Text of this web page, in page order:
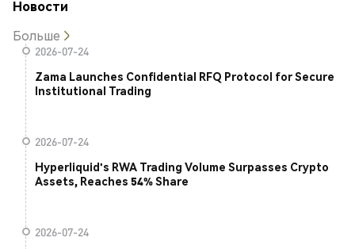
Новости
Больше
2026-07-24
Zama Launches Confidential RFQ Protocol for Secure
Institutional Trading
2026-07-24
Hyperliquid's RWA Trading Volume Surpasses Crypto
Assets, Reaches 54% Share
2026-07-24